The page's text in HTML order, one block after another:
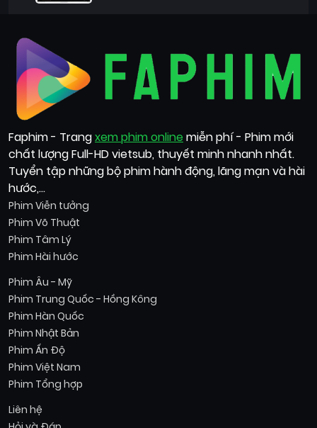
Faphim - Trangxem phim online miễn phí - Phim mới
chất lượng Full-HD vietsub, thuyết minh nhanh nhất.
Tuyển tập những bộ phim hành động, lãng mạn và hài
hước,...
Phim Viễn tưởng
Phim Võ Thuật
Phim Tâm Lý
Phim Hài hước
Phim Âu - Mỹ
Phim Trung Quốc - Hồng Kông
Phim Hàn Quốc
Phim Nhật Bản
Phim Ấn Độ
Phim Việt Nam
Phim Tổng hợp
Liên hệ